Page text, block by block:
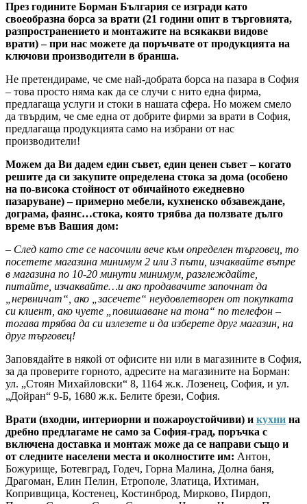
През годините Борман България се изгради като
своеобразна борса за врати (21 години опит в търговията,
разпространението и монтажите на всякакви видове
врати) – при нас можете да поръчвате от продукцията на
ключови производители в бранша.
Не претендираме, че сме най-добрата борса на пазара в София
– това просто няма как да се случи с нито една фирма,
предлагаща услуги и стоки в нашата сфера. Но можем смело
да твърдим, че сме една от добрите фирми за врати в София,
предлагаща продукцията само на избрани от нас
производители!
Можем да Ви дадем един съвет, един ценен съвет – когато
решите да си закупите определена стока за дома (особено
на по-висока стойност от обичайното ежедневно
пазаруване) – примерно мебели, кухненско обзавеждане,
дограма, фаянс…стока, която трябва да ползвате дълго
време във Вашия дом:
– След като сте се насочили вече към определен търговец, то
посетете магазина минимум 2 или 3 пъти, изчаквайте вътре
в магазина по 10-20 минути минимум, разглеждайте,
питайте, изчаквайте…и ако продавачите започнат да
„нервничат“, ако „засечете“ неудовлетворен от покупката
си клиент, ако чуете „повишаване на тона“ по телефон –
тогава трябва да си излезете и да изберете друг магазин, на
друг търговец!
Заповядайте в някой от офисите ни или в магазините в София,
за да проверите горното, адресите на магазините на Борман:
ул. „Стоян Михайловски“ 8, 1164 ж.к. Лозенец, София, и ул.
„Дойран“ 9-Б, 1680 ж.к. Белите брези, София.
Врати (входни, интериорни и пожароустойчиви) и кухни на
дребно предлагаме не само за София-град, поръчка с
включена доставка и монтаж може да се направи също и
от следните населени места и околностите им: Антон,
Божурище, Ботевград, Годеч, Горна Малина, Долна баня,
Драгоман, Елин Пелин, Етрополе, Златица, Ихтиман,
Копривщица, Костенец, Костинброд, Мирково, Пирдоп,